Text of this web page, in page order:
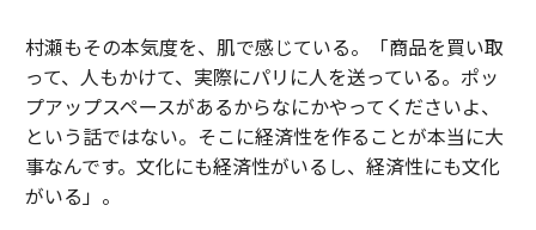
村瀬もその本気度を、肌で感じている。「商品を買い取
って、人もかけて、実際にパリに人を送っている。ポッ
プアップスペースがあるからなにかやってくださいよ、
という話ではない。そこに経済性を作ることが本当に大
事なんです。文化にも経済性がいるし、経済性にも文化
がいる」。